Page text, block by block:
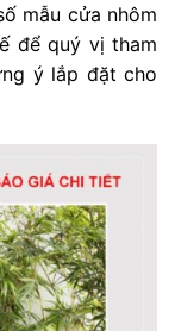
mẫu cửa nhôm
để quý vị tham
ý lắp đặt cho